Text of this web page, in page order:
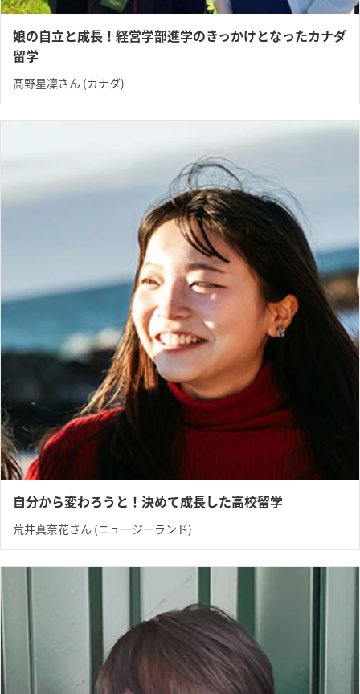
娘の自立と成長！経営学部進学のきっかけとなったカナダ
留学
髙野星凜さん (カナダ)
自分から変わろうと！決めて成長した高校留学
荒井真奈花さん (ニュージーランド)